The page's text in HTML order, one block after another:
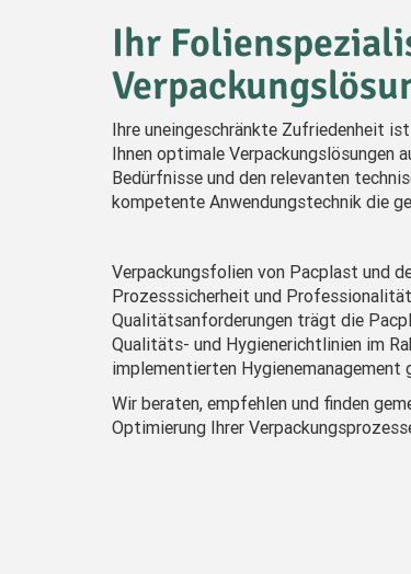
Ihr
Ihre uneingeschränkte Zufriedenheit
Ihnen optimale Verpackungslösungen
Bedürfnisse und den relevanten
kompetente Anwendungstechnik die
Verpackungsfolien von Pacplast und
Prozesssicherheit und
Qualitätsanforderungen trägt die
Qualitäts- und Hygienerichtlinien im
implementierten Hygienemanagement
Wir beraten, empfehlen und finden
Optimierung Ihrer